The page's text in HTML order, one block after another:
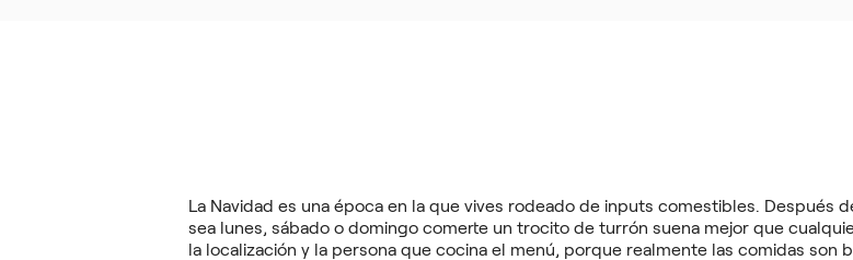
La Navidad es una época en la que vives rodeado de inputs comestibles. Después
sea lunes, sábado o domingo comerte un trocito de turrón suena mejor que
la localización y la persona que cocina el menú, porque realmente las comidas son